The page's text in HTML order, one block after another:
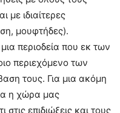
με ιδιαίτερες
μουφτήδες).
περιοδεία που εκ των
περιεχόμενο των
τους. Για μια ακόμη
η χώρα μας
επιδιώξεις και τους